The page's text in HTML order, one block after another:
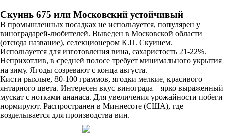
Скуинь 675 или Московский устойчивый
В промышленных посадках не используется, популярен у
виноградарей-любителей. Выведен в Московской области
(отсюда название), селекционером К.П. Скуинем.
Используется для изготовления вина, сахаристость 21-22%.
Неприхотлив, в средней полосе требует минимального укрытия
на зиму. Ягоды созревают с конца августа.
Кисти рыхлые, 80-100 граммов, ягодки мелкие, красивого
янтарного цвета. Интересен вкус винограда – ярко выраженный
мускат с нотками ананаса. Для увеличения урожайности побеги
нормируют. Распространен в Миннесоте (США), где
возделывается для производства вин.